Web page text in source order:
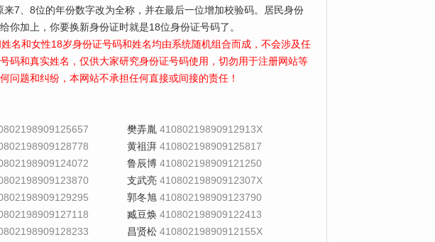
、8位的年份数字改为全称，并在最后一位增加校验码。居民身份
你加上，你要换新身份证时就是18位身份证号码了。
名和女性18岁身份证号码和姓名均由系统随机组合而成，不会涉及任
码和真实姓名，仅供大家研究身份证号码使用，切勿用于注册网站等
问题和纠纷，本网站不承担任何直接或间接的责任！
樊弄胤 41080219890912913X
黄祖湃 410802198909125817
鲁辰博 410802198909121250
支武亮 41080219890912307X
郭冬旭 410802198909123790
臧豆焕 410802198909122413
昌贤松 41080219890912155X